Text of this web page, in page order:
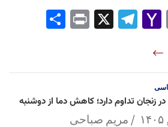
Co
Lin
k
Yah
l
Tel
Pri
زنجان تداوم دارد؛ کاهش دما از دوشنبه
مریم صباحی